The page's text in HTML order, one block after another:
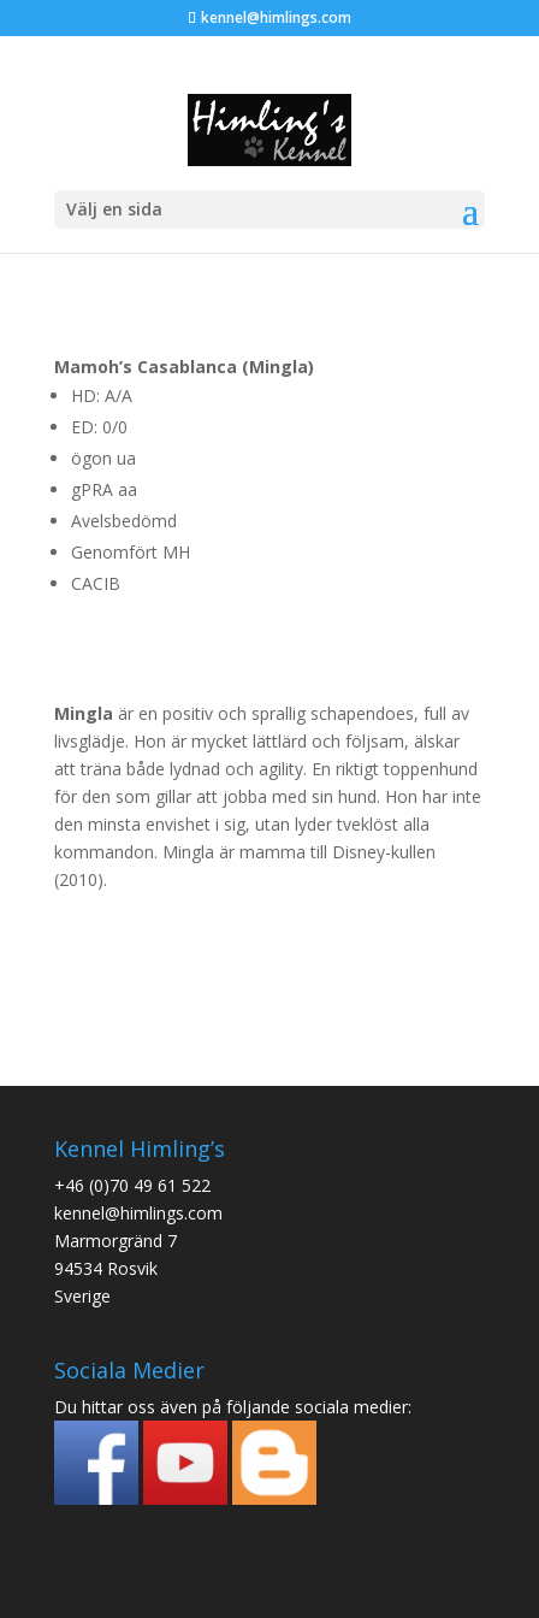
kennel@himlings.com
Välj en sida
Mamoh’s Casablanca (Mingla)
HD: A/A
ED: 0/0
ögon ua
gPRA aa
Avelsbedömd
Genomfört MH
CACIB
Mingla är en positiv och sprallig schapendoes, full av
livsglädje. Hon är mycket lättlärd och följsam, älskar
att träna både lydnad och agility. En riktigt toppenhund
för den som gillar att jobba med sin hund. Hon har inte
den minsta envishet i sig, utan lyder tveklöst alla
kommandon. Mingla är mamma till Disney-kullen
(2010).
Kennel Himling’s
+46 (0)70 49 61 522
kennel@himlings.com
Marmorgränd 7
94534 Rosvik
Sverige
Sociala Medier
Du hittar oss även på följande sociala medier: